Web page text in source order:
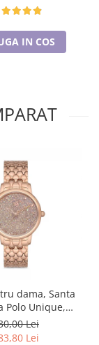
IN COS
dama, Santa
Polo Unique,
Lei
Lei